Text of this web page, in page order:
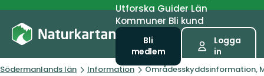
UtforskaGuiderLän
Kommuner Bli kund
Bli
medlem
Logga
in
Södermanlands län Information Områdesskyddsinformation,